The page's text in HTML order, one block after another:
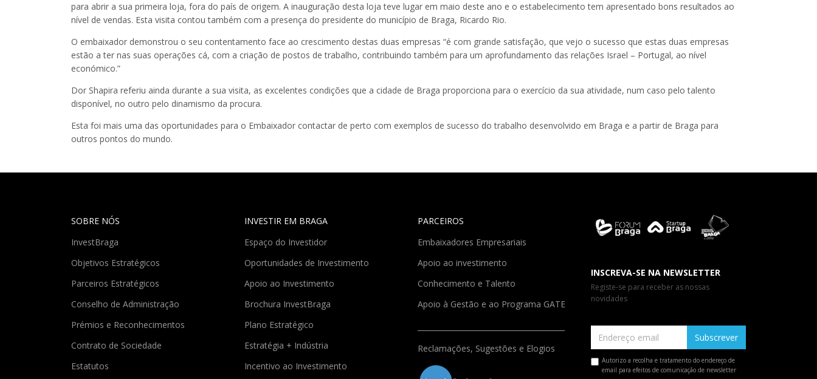
para abrir a sua primeira loja, fora do país de origem. A inauguração desta loja teve lugar em maio deste ano e o estabelecimento tem apresentado bons resultados ao
nível de vendas. Esta visita contou também com a presença do presidente do município de Braga, Ricardo Rio.
O embaixador demonstrou o seu contentamento face ao crescimento destas duas empresas “é com grande satisfação, que vejo o sucesso que estas duas empresas
estão a ter nas suas operações cá, com a criação de postos de trabalho, contribuindo também para um aprofundamento das relações Israel – Portugal, ao nível
económico.”
Dor Shapira referiu ainda durante a sua visita, as excelentes condições que a cidade de Braga proporciona para o exercício da sua atividade, num caso pelo talento
disponível, no outro pelo dinamismo da procura.
Esta foi mais uma das oportunidades para o Embaixador contactar de perto com exemplos de sucesso do trabalho desenvolvido em Braga e a partir de Braga para
outros pontos do mundo.
SOBRE NÓS
InvestBraga
Objetivos Estratégicos
Parceiros Estratégicos
Conselho de Administração
Prémios e Reconhecimentos
Contrato de Sociedade
Estatutos
INVESTIR EM BRAGA
Espaço do Investidor
Oportunidades de Investimento
Apoio ao Investimento
Brochura InvestBraga
Plano Estratégico
Estratégia + Indústria
Incentivo ao Investimento
PARCEIROS
Embaixadores Empresariais
Apoio ao investimento
Conhecimento e Talento
Apoio à Gestão e ao Programa GATE
Reclamações, Sugestões e Elogios
INSCREVA-SE NA NEWSLETTER
Registe-se para receber as nossas
novidades
Subscrever
Autorizo a recolha e tratamento do endereço de
email para efeitos de comunicação de newsletter